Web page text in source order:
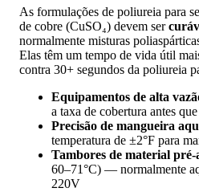
As formulações de poliureia para
de cobre (CuSO₄) devem ser
normalmente misturas
Elas têm um tempo de vida útil
contra 30+ segundos da poliureia
Equipamentos de alta
a taxa de cobertura antes
Precisão de mangueira
temperatura de ±2°F para
Tambores de material pré-
60–71°C) — normalmente
220V